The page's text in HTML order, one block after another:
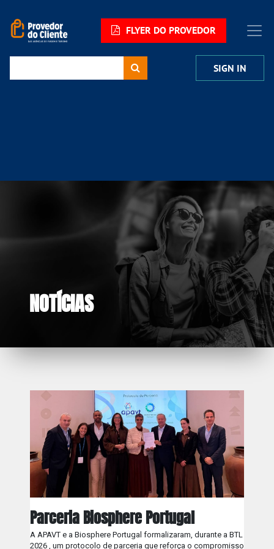
FLYER DO PROVEDOR
SIGN IN
NOTÍCIAS
Parceria Biosphere Portugal
A APAVT e a Biosphere Portugal formalizaram, durante a BTL
2026 , um protocolo de parceria que reforça o compromisso